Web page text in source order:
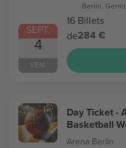
SEPT.
4
VEN.
Berlin,
16 Billets
de284 €
Day Ticket -
Basketball
Arena Berlin